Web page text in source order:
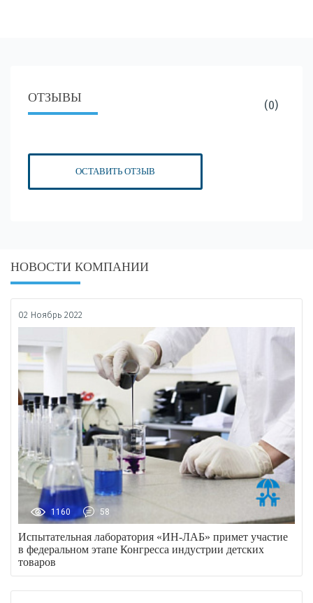
ОТЗЫВЫ
(0)
ОСТАВИТЬ ОТЗЫВ
НОВОСТИ КОМПАНИИ
02 Ноябрь 2022
1160 58
Испытательная лаборатория «ИН-ЛАБ» примет участие
в федеральном этапе Конгресса индустрии детских
товаров